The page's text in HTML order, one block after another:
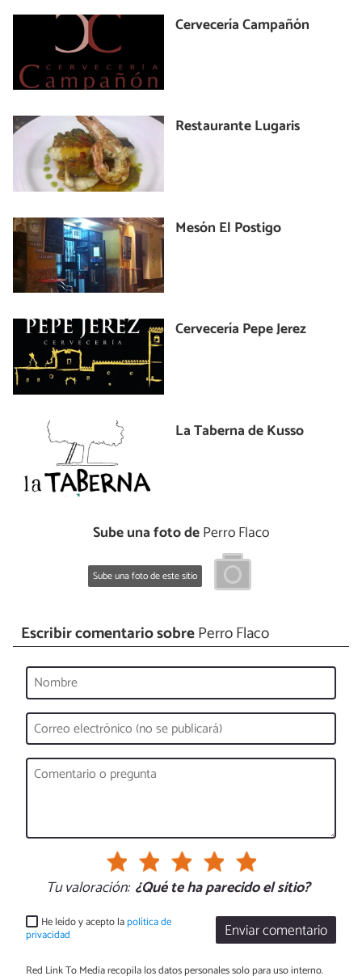
Cervecería Campañón
Restaurante Lugaris
Mesón El Postigo
Cervecería Pepe Jerez
La Taberna de Kusso
Sube una foto dePerro Flaco
Sube una foto de este sitio
Escribir comentario sobrePerro Flaco
Tu valoración: ¿Qué te ha parecido el sitio?
Enviar comentario
He leído y acepto lapolítica de
privacidad
Red Link To Media recopila los datos personales solo para uso interno.